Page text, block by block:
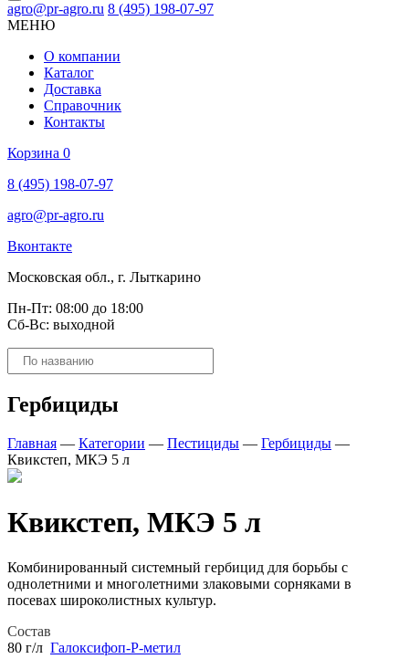
agro@pr-agro.ru 8 (495) 198-07-97
МЕНЮ
О компании
Каталог
Доставка
Справочник
Контакты
Корзина 0
8 (495) 198-07-97
agro@pr-agro.ru
Вконтакте
Московская обл., г. Лыткарино
Пн-Пт: 08:00 до 18:00
Сб-Вс: выходной
Поиск
товаров
Гербициды
Главная — Категории — Пестициды — Гербициды —
Квикстеп, МКЭ 5 л
Квикстеп, МКЭ 5 л
Комбинированный системный гербицид для борьбы с
однолетними и многолетними злаковыми сорняками в
посевах широколистных культур.
Состав
80 г/л Галоксифоп-Р-метил